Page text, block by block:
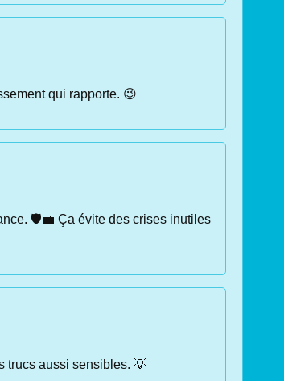
qui rapporte. 😉
🛡️💼 Ça évite des crises inutiles
trucs aussi sensibles. 💡